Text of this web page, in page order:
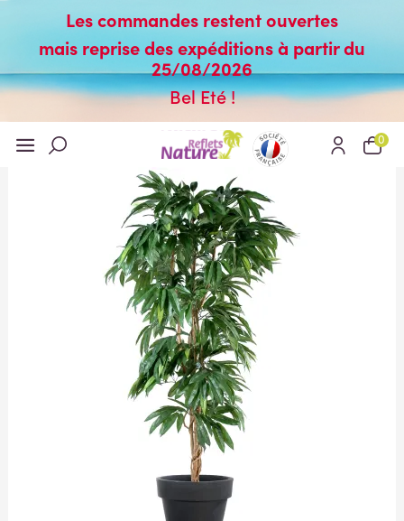
Les commandes restent ouvertes
mais reprise des expéditions à partir du
25/08/2026
Bel Eté !
0